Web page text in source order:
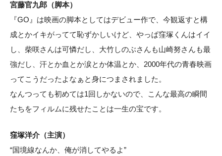
宮藤官九郎（脚本）
『GO』は映画の脚本としてはデビュー作で、今観返すと構
成とかイキがってて恥ずかしいけど、やっぱ窪塚くんはイイ
し、柴咲さんは可憐だし、大竹しのぶさんも山崎努さんも最
強だし、汗とか血とか涙とか体温とか、2000年代の青春映画
ってこうだったよなぁと身につまされました。
なんつっても初めては1回しかないので、こんな最高の瞬間
たちをフィルムに残せたことは一生の宝です。
窪塚洋介（主演）
“国境線なんか、俺が消してやるよ”